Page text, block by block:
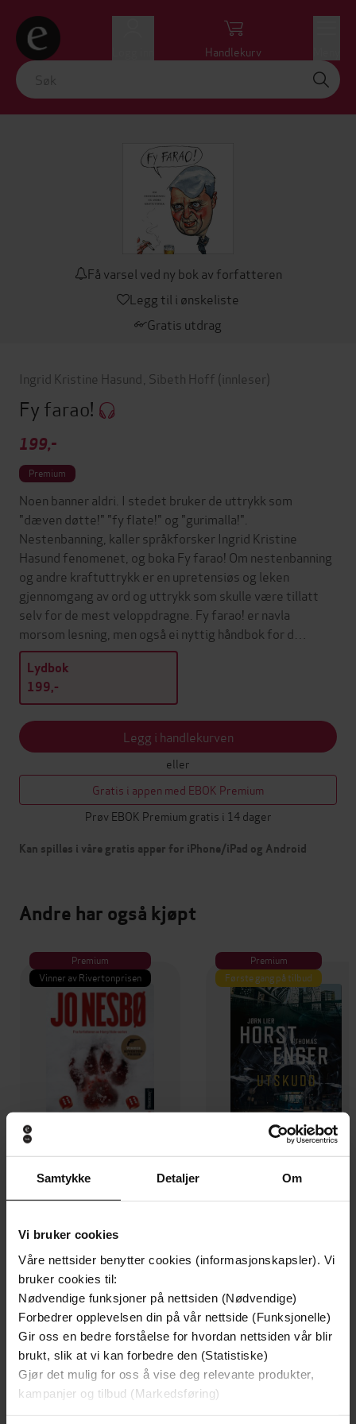
Samtykke Detaljer Om
Vi bruker cookies
Våre nettsider benytter cookies (informasjonskapsler). Vi
bruker cookies til:
Nødvendige funksjoner på nettsiden (Nødvendige)
Forbedrer opplevelsen din på vår nettside (Funksjonelle)
Gir oss en bedre forståelse for hvordan nettsiden vår blir
brukt, slik at vi kan forbedre den (Statistiske)
Gjør det mulig for oss å vise deg relevante produkter,
kampanjer og tilbud (Markedsføring)
Handlekurv
Få varsel ved ny bok av forfatteren
Legg til i ønskeliste
Gratis utdrag
Ingrid Kristine Hasund Sibeth Hoff (innleser)
Fy farao!
199,-
Premium
Noen banner aldri. I stedet bruker de uttrykk som
"dæven døtte!" "fy flate!" og "gurimalla!".
Nestenbanning, kaller språkforsker Ingrid Kristine
Hasund fenomenet, og boka Fy farao! Om nestenbanning
og andre kraftuttrykk er en upretensiøs og leken
gjennomgang av ord og uttrykk som skulle være tillatt
selv for de mest veloppdragne. Fy farao! er navla
morsom lesning, men også ei nyttig håndbok for d…
Lydbok
199,-
Legg i handlekurven
eller
Gratis i appen med EBOK Premium
Prøv EBOK Premium gratis i 14 dager
Kan spilles i våre gratis apper for iPhone/iPad og Android
Andre har også kjøpt
Premium
Vinner av Rivertonprisen
199,-
Jo Nesbø
EBOK
Premium
Første gang på tilbud
349,-
EBOK
om nestenbanning og andre kraftuttrykk
Forfattere Ingrid Kristine Hasund(forfatter),Sibeth
Hoff (innleser)